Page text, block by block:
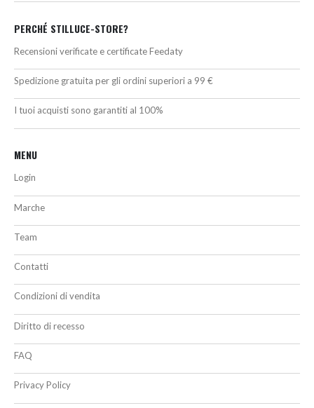
PERCHÉ STILLUCE-STORE?
Recensioni verificate e certificate Feedaty
Spedizione gratuita per gli ordini superiori a 99 €
I tuoi acquisti sono garantiti al 100%
MENU
Login
Marche
Team
Contatti
Condizioni di vendita
Diritto di recesso
FAQ
Privacy Policy